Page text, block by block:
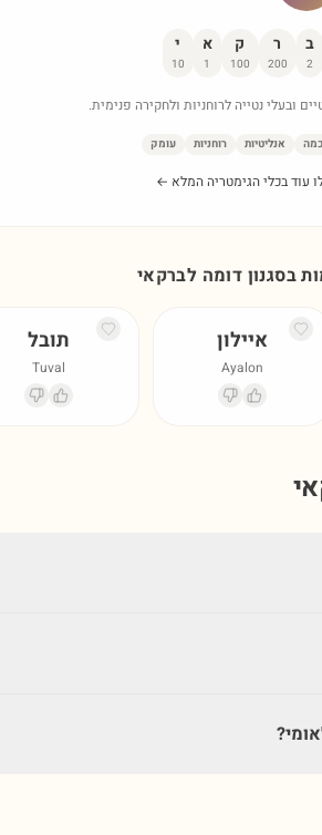
ב
2
ר
200
ק
100
א
1
י
10
ובעלי נטייה לרוחניות ולחקירה פנימית.
אנליטיות רוחניות עומק
עוד בכלי הגימטריה המלא ←
בסגנון דומה לברקאי
איילון
Ayalon
תובל
Tuval